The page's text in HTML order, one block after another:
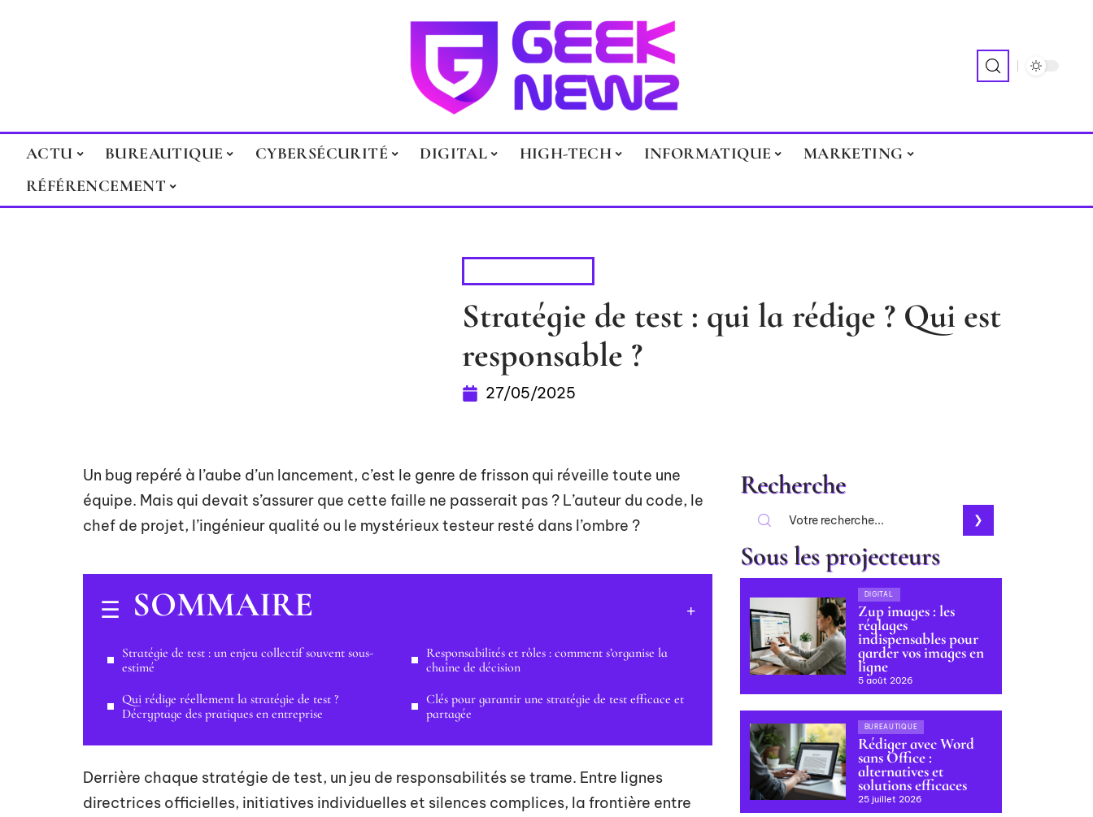
ACTU BUREAUTIQUE CYBERSÉCURITÉ DIGITAL HIGH-TECH INFORMATIQUE
MARKETING
RÉFÉRENCEMENT
Stratégie de test : qui la rédige ? Qui est
responsable ?
27/05/2025
Un bug repéré à l’aube d’un lancement, c’est le genre de frisson qui réveille toute une
équipe. Mais qui devait s’assurer que cette faille ne passerait pas ? L’auteur du code, le
chef de projet, l’ingénieur qualité ou le mystérieux testeur resté dans l’ombre ?
SOMMAIRE
Stratégie de test : un enjeu collectif souvent sous-
estimé
Qui rédige réellement la stratégie de test ?
Décryptage des pratiques en entreprise
Responsabilités et rôles : comment s’organise la
chaîne de décision
Clés pour garantir une stratégie de test efficace et
partagée
Derrière chaque stratégie de test, un jeu de responsabilités se trame. Entre lignes
directrices officielles, initiatives individuelles et silences complices, la frontière entre
Recherche
Sous les projecteurs
DIGITAL
Zup images : les
réglages
indispensables pour
garder vos images en
ligne
5 août 2026
BUREAUTIQUE
Rédiger avec Word
sans Office :
alternatives et
solutions efficaces
25 juillet 2026